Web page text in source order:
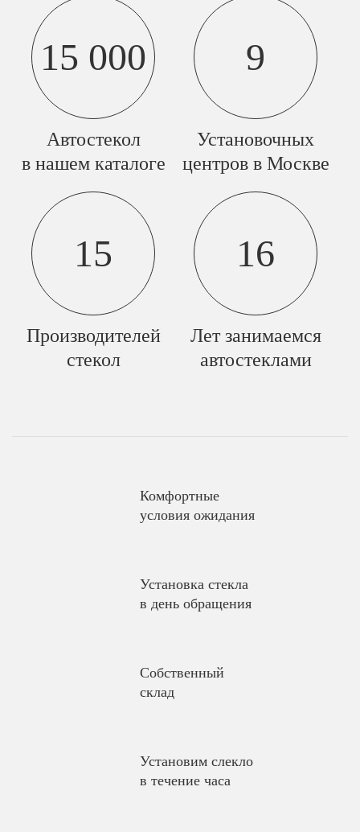
15 000
Автостекол
в нашем каталоге
9
Установочных
центров в Москве
15
Производителей
стекол
16
Лет занимаемся
автостеклами
Комфортные
условия ожидания
Установка стекла
в день обращения
Собственный
склад
Установим слекло
в течение часа